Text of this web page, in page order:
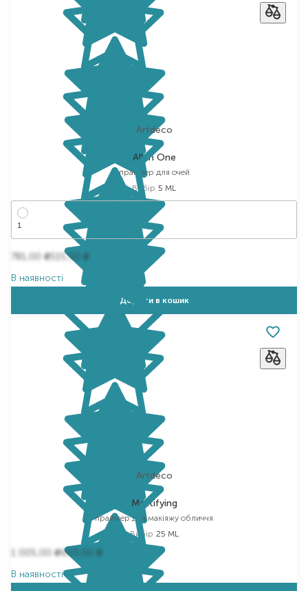
Artdeco
All In One
праймер для очей
Вибір 5 ML
1
781,00₴515,50
₴
В наявності
Додати в кошик
Artdeco
Mattifying
праймер для макіяжу обличчя
Вибір 25 ML
1 005,00₴603,00
₴
В наявності